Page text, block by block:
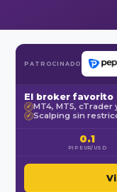
PATROCINADO
El broker favorito
✓ MT4, MT5,
✓ Scalping sin
0.1
PIP EUR/USD